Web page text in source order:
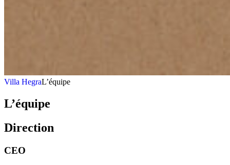
Villa HegraL’équipe
L’équipe
Direction
CEO